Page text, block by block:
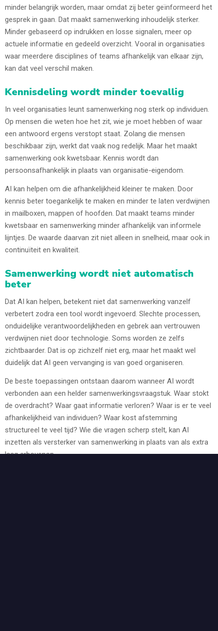
minder belangrijk worden, maar omdat zij beter geïnformeerd het
gesprek in gaan. Dat maakt samenwerking inhoudelijk sterker.
Minder gebaseerd op indrukken en losse signalen, meer op
actuele informatie en gedeeld overzicht. Vooral in organisaties
waar meerdere disciplines of teams afhankelijk van elkaar zijn,
kan dat veel verschil maken.
Kennisdeling wordt minder toevallig
In veel organisaties leunt samenwerking nog sterk op individuen.
Op mensen die weten hoe het zit, wie je moet hebben of waar
een antwoord ergens verstopt staat. Zolang die mensen
beschikbaar zijn, werkt dat vaak nog redelijk. Maar het maakt
samenwerking ook kwetsbaar. Kennis wordt dan
persoonsafhankelijk in plaats van organisatie-eigendom.
AI kan helpen om die afhankelijkheid kleiner te maken. Door
kennis beter toegankelijk te maken en minder te laten verdwijnen
in mailboxen, mappen of hoofden. Dat maakt teams minder
kwetsbaar en samenwerking minder afhankelijk van informele
lijntjes. De waarde daarvan zit niet alleen in snelheid, maar ook in
continuïteit en kwaliteit.
Samenwerking wordt niet automatisch
beter
Dat AI kan helpen, betekent niet dat samenwerking vanzelf
verbetert zodra een tool wordt ingevoerd. Slechte processen,
onduidelijke verantwoordelijkheden en gebrek aan vertrouwen
verdwijnen niet door technologie. Soms worden ze zelfs
zichtbaarder. Dat is op zichzelf niet erg, maar het maakt wel
duidelijk dat AI geen vervanging is van goed organiseren.
De beste toepassingen ontstaan daarom wanneer AI wordt
verbonden aan een helder samenwerkingsvraagstuk. Waar stokt
de overdracht? Waar gaat informatie verloren? Waar is er te veel
afhankelijkheid van individuen? Waar kost afstemming
structureel te veel tijd? Wie die vragen scherp stelt, kan AI
inzetten als versterker van samenwerking in plaats van als extra
laag erbovenop.